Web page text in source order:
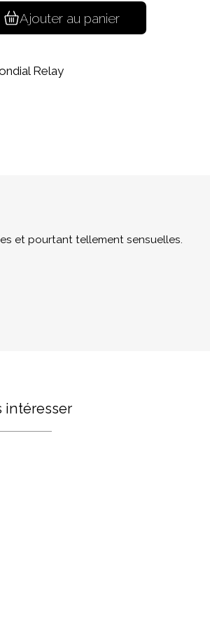
Ajouter au panier
Relay
et pourtant tellement sensuelles.
intéresser